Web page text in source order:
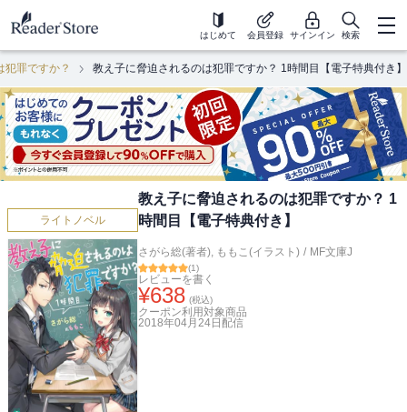
はじめて 会員登録 サインイン 検索
犯罪ですか？ 教え子に脅迫されるのは犯罪ですか？ 1時間目【電子特典付き】
ライトノベル
教え子に脅迫されるのは犯罪ですか？ 1
時間目【電子特典付き】
さがら総(著者), ももこ(イラスト) / MF文庫J
(1)
レビューを書く
¥638 (税込)
クーポン利用対象商品
2018年04月24日 配信